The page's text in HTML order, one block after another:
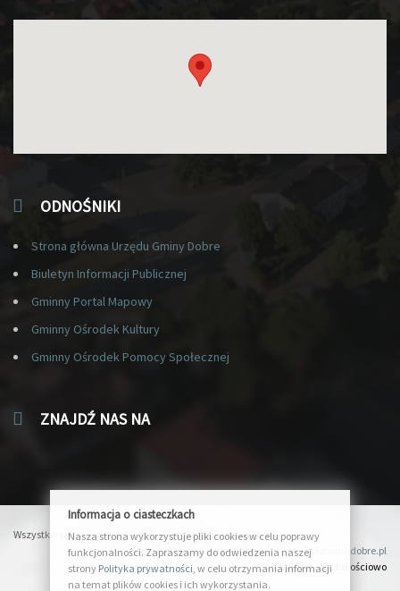
ODNOŚNIKI
Strona główna Urzędu Gminy Dobre
Biuletyn Informacji Publicznej
Gminny Portal Mapowy
Gminny Ośrodek Kultury
Gminny Ośrodek Pomocy Społecznej
ZNAJDŹ NAS NA
Wszystkie prawa zastrzeżone © 2021 Urząd Gminy Dobre
Widzisz błąd na stronie? Napisz: admin@gminadobre.pl
Wykonanie:
Jakościowo
Informacja o ciasteczkach
Nasza strona wykorzystuje pliki cookies w celu poprawy
funkcjonalności. Zapraszamy do odwiedzenia naszej
strony Polityka prywatności, w celu otrzymania informacji
na temat plików cookies i ich wykorzystania.